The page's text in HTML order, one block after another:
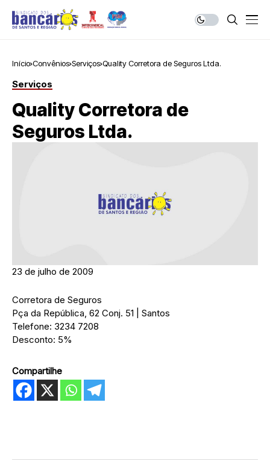
Início Convênios Serviços Quality Corretora de Seguros Ltda.
Serviços
Quality Corretora de
Seguros Ltda.
23 de julho de 2009
Corretora de Seguros
Pça da República, 62 Conj. 51 | Santos
Telefone: 3234 7208
Desconto: 5%
Compartilhe